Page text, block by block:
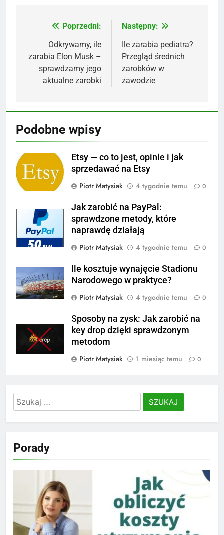
Nawigacja
wpisu
Poprzedni:
Odkrywamy, ile
zarabia Elon Musk –
sprawdzamy jego
aktualne zarobki
Następny:
Ile zarabia pediatra?
Przegląd średnich
zarobków w
zawodzie
Podobne wpisy
Etsy — co to jest, opinie i jak
sprzedawać na Etsy
Piotr Matysiak
4 tygodnie temu 0
Jak zarobić na PayPal:
sprawdzone metody, które
naprawdę działają
Piotr Matysiak
4 tygodnie temu 0
Ile kosztuje wynajęcie Stadionu
Narodowego w praktyce?
Piotr Matysiak
4 tygodnie temu 0
Sposoby na zysk: Jak zarobić na
key drop dzięki sprawdzonym
metodom
Piotr Matysiak
1 miesiąc temu 0
Szukaj:
Porady